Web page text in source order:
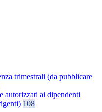
trimestrali (da pubblicare
autorizzati ai dipendenti
108